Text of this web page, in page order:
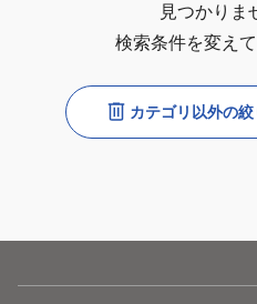
見つかりま
検索条件を変え
カテゴリ以外の